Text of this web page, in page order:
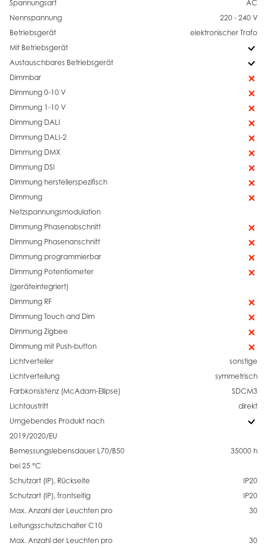
Spannungsart
AC
Nennspannung
220 - 240 V
Betriebsgerät
elektronischer Trafo
Mit Betriebsgerät
Austauschbares Betriebsgerät
Dimmbar
Dimmung 0-10 V
Dimmung 1-10 V
Dimmung DALI
Dimmung DALI-2
Dimmung DMX
Dimmung DSI
Dimmung herstellerspezifisch
Dimmung
Netzspannungsmodulation
Dimmung Phasenabschnitt
Dimmung Phasenanschnitt
Dimmung programmierbar
Dimmung Potentiometer
(geräteintegriert)
Dimmung RF
Dimmung Touch and Dim
Dimmung Zigbee
Dimmung mit Push-button
Lichtverteiler
sonstige
Lichtverteilung
symmetrisch
Farbkonsistenz (McAdam-Ellipse)
SDCM3
Lichtaustritt
direkt
Umgebendes Produkt nach
2019/2020/EU
Bemessungslebensdauer L70/B50
bei 25 °C
35000 h
Schutzart (IP), Rückseite
IP20
Schutzart (IP), frontseitig
IP20
Max. Anzahl der Leuchten pro
Leitungsschutzschalter C10
30
Max. Anzahl der Leuchten pro
30